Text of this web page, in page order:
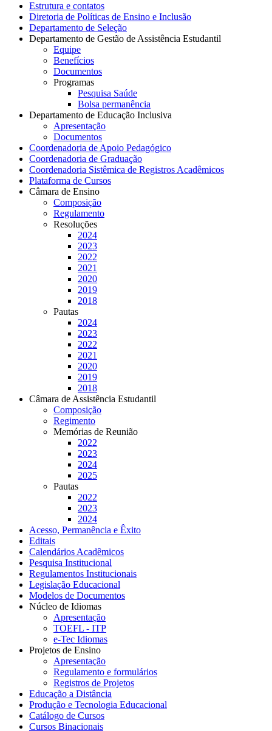
Estrutura e contatos
Diretoria de Políticas de Ensino e Inclusão
Departamento de Seleção
Departamento de Gestão de Assistência Estudantil
Equipe
Benefícios
Documentos
Programas
Pesquisa Saúde
Bolsa permanência
Departamento de Educação Inclusiva
Apresentação
Documentos
Coordenadoria de Apoio Pedagógico
Coordenadoria de Graduação
Coordenadoria Sistêmica de Registros Acadêmicos
Plataforma de Cursos
Câmara de Ensino
Composição
Regulamento
Resoluções
2024
2023
2022
2021
2020
2019
2018
Pautas
2024
2023
2022
2021
2020
2019
2018
Câmara de Assistência Estudantil
Composição
Regimento
Memórias de Reunião
2022
2023
2024
2025
Pautas
2022
2023
2024
Acesso, Permanência e Êxito
Editais
Calendários Acadêmicos
Pesquisa Institucional
Regulamentos Institucionais
Legislação Educacional
Modelos de Documentos
Núcleo de Idiomas
Apresentação
TOEFL - ITP
e-Tec Idiomas
Projetos de Ensino
Apresentação
Regulamento e formulários
Registros de Projetos
Educação a Distância
Produção e Tecnologia Educacional
Catálogo de Cursos
Cursos Binacionais